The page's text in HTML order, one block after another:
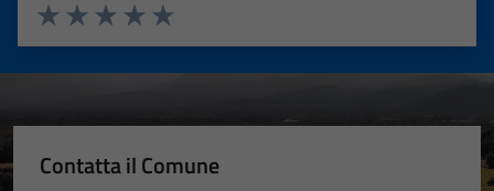
Valuta 5 stelle su 5
Valuta 4 stelle su 5
Valuta 3 stelle su 5
Valuta 2 stelle su 5
Valuta 1 stelle su 5
Contatta il Comune